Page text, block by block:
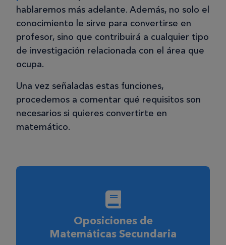
hablaremos más adelante. Además, no solo el
conocimiento le sirve para convertirse en
profesor, sino que contribuirá a cualquier tipo
de investigación relacionada con el área que
ocupa.
Una vez señaladas estas funciones,
procedemos a comentar qué requisitos son
necesarios si quieres convertirte en
matemático.
Oposiciones de
Matemáticas Secundaria